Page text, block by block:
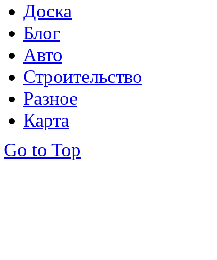
Доска
Блог
Авто
Строительство
Разное
Карта
Go to Top